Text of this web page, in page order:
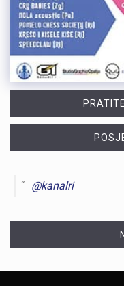
@kanalri